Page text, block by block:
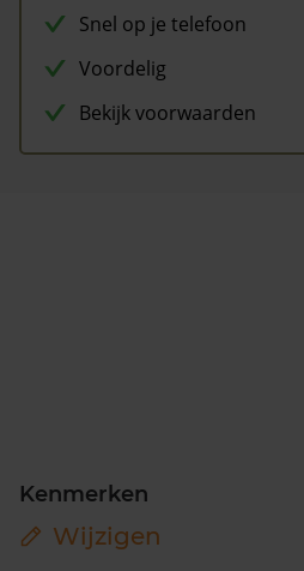
Snel op je telefoon
Voordelig
Bekijk voorwaarden
Kenmerken
Wijzigen